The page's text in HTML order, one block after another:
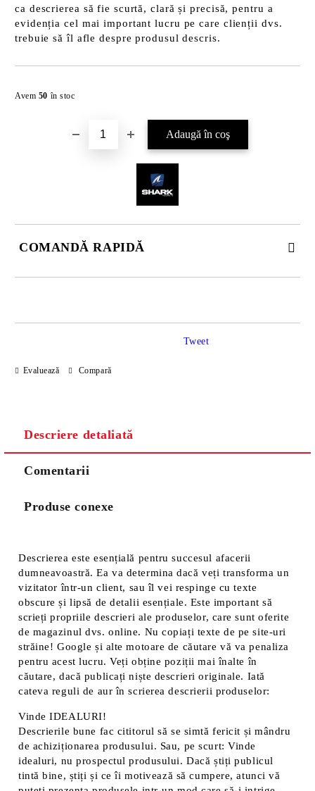
ca descrierea să fie scurtă, clară și precisă, pentru a
evidenția cel mai important lucru pe care clienții dvs.
trebuie să îl afle despre produsul descris.
Avem 50 în stoc
COMANDĂ RAPIDĂ
Evaluează Compară
Tweet
Descriere detaliată
Comentarii
Produse conexe
Descrierea este esențială pentru succesul afacerii
dumneavoastră. Ea va determina dacă veți transforma un
vizitator într-un client, sau îl vei respinge cu texte
obscure și lipsă de detalii esențiale. Este important să
scrieți propriile descrieri ale produselor, care sunt oferite
de magazinul dvs. online. Nu copiați texte de pe site-uri
străine! Google și alte motoare de căutare vă va penaliza
pentru acest lucru. Veți obține poziții mai înalte în
căutare, dacă publicați niște descrieri originale. Iată
cateva reguli de aur în scrierea descrierii produselor:
Vinde IDEALURI!
Descrierile bune fac cititorul să se simtă fericit și mândru
de achiziționarea produsului. Sau, pe scurt: Vinde
idealuri, nu prospectul produsului. Dacă știți publicul
tintă bine, știți și ce îi motivează să cumpere, atunci vă